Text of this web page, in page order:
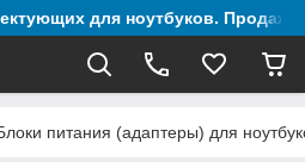
для ноутбуков. Продажа
питания (адаптеры) для